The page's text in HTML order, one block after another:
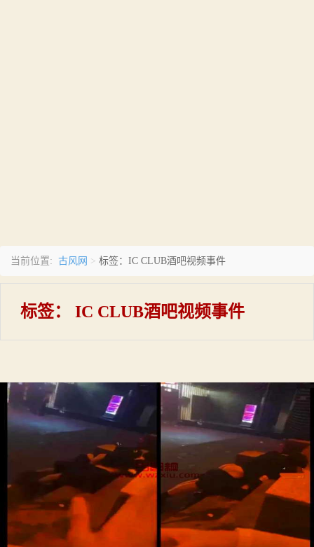
当前位置: 古风网 > 标签：IC CLUB酒吧视频事件
标签： IC CLUB酒吧视频事件